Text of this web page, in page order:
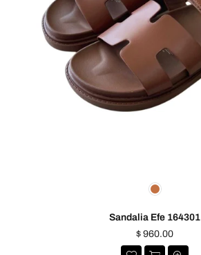
Sandalia Efe 164301
Precio
habitual
$ 960.00